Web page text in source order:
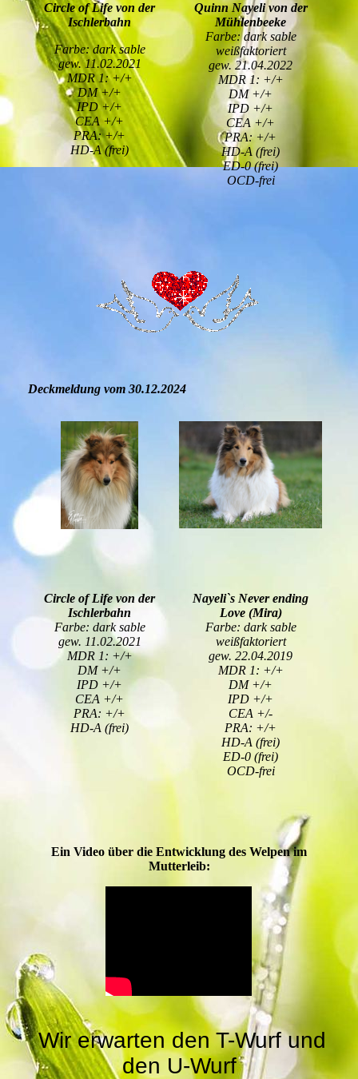
Circle of Life von der
Ischlerbahn
Farbe: dark sable
gew. 11.02.2021
MDR 1: +/+
DM +/+
IPD +/+
CEA +/+
PRA: +/+
HD-A (frei)
Quinn Nayeli von der
Mühlenbeeke
Farbe: dark sable
weißfaktoriert
gew. 21.04.2022
MDR 1: +/+
DM +/+
IPD +/+
CEA +/+
PRA: +/+
HD-A (frei)
ED-0 (frei)
OCD-frei
Deckmeldung vom 30.12.2024
Circle of Life von der
Ischlerbahn
Farbe: dark sable
gew. 11.02.2021
MDR 1: +/+
DM +/+
IPD +/+
CEA +/+
PRA: +/+
HD-A (frei)
Nayeli`s Never ending
Love (Mira)
Farbe: dark sable
weißfaktoriert
gew. 22.04.2019
MDR 1: +/+
DM +/+
IPD +/+
CEA +/-
PRA: +/+
HD-A (frei)
ED-0 (frei)
OCD-frei
Ein Video über die Entwicklung des Welpen im
Mutterleib:
Wir erwarten den T-Wurf und
den U-Wurf